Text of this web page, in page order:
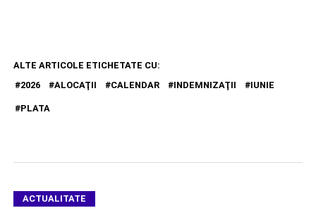
ALTE ARTICOLE ETICHETATE CU:
2026
ALOCAŢII CALENDAR INDEMNIZAŢII IUNIE
PLATA
ACTUALITATE